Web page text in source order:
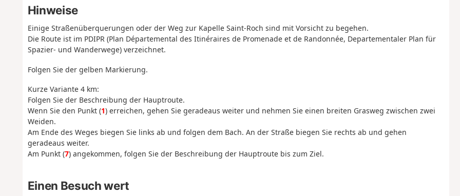
Hinweise
Einige Straßenüberquerungen oder der Weg zur Kapelle Saint-Roch sind mit Vorsicht zu begehen.
Die Route ist im PDIPR (Plan Départemental des Itinéraires de Promenade et de Randonnée, Departementaler Plan für
Spazier- und Wanderwege) verzeichnet.
Folgen Sie der gelben Markierung.
Kurze Variante 4 km:
Folgen Sie der Beschreibung der Hauptroute.
Wenn Sie den Punkt (1) erreichen, gehen Sie geradeaus weiter und nehmen Sie einen breiten Grasweg zwischen zwei
Weiden.
Am Ende des Weges biegen Sie links ab und folgen dem Bach. An der Straße biegen Sie rechts ab und gehen
geradeaus weiter.
Am Punkt (7) angekommen, folgen Sie der Beschreibung der Hauptroute bis zum Ziel.
Einen Besuch wert